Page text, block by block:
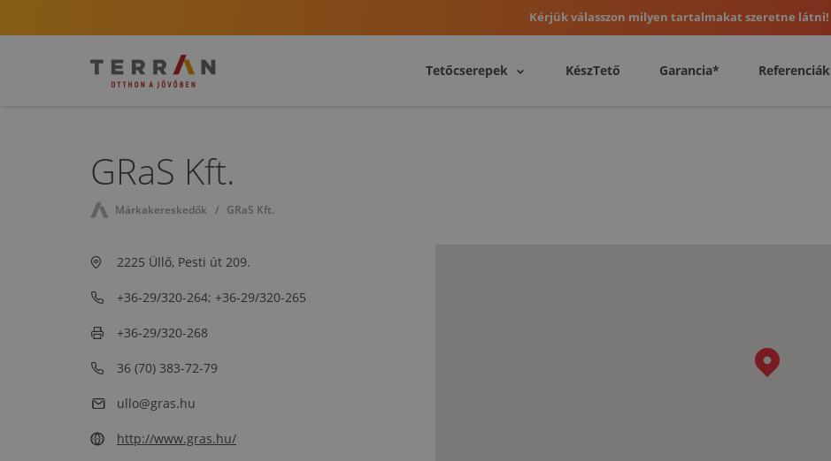
Kérjük válasszon milyen tartalmakat szeretne látni!
Tetőcserepek KészTető Garancia* Referenciák
GRaS Kft.
Márkakereskedők GRaS Kft.
2225 Üllő, Pesti út 209.
+36-29/320-264; +36-29/320-265
+36-29/320-268
36 (70) 383-72-79
ullo@gras.hu
http://www.gras.hu/